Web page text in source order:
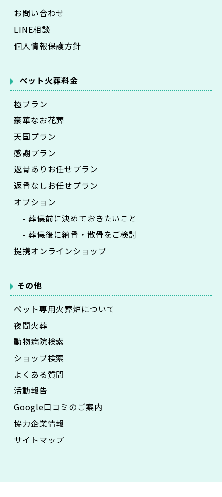
お問い合わせ
LINE相談
個人情報保護方針
ペット火葬料金
極プラン
豪華なお花葬
天国プラン
感謝プラン
返骨ありお任せプラン
返骨なしお任せプラン
オプション
- 葬儀前に決めておきたいこと
- 葬儀後に納骨・散骨をご検討
提携オンラインショップ
その他
ペット専用火葬炉について
夜間火葬
動物病院検索
ショップ検索
よくある質問
活動報告
Google口コミのご案内
協力企業情報
サイトマップ